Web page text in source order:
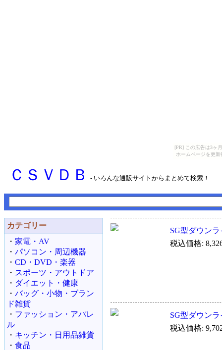
[PR] この広告は3ヶ
ホームページを更
ＣＳＶＤＢ - いろんな通販サイトからまとめて検索！
カテゴリー
・ 家電・AV
・ パソコン・周辺機器
・ CD・DVD・楽器
・ スポーツ・アウトドア
・ ダイエット・健康
・ バッグ・小物・ブラン
ド雑貨
・ ファッション・アパレ
ル
・ キッチン・日用品雑貨
・ 食品
SG型ダウンラ
税込価格:
SG型ダウンラ
税込価格: